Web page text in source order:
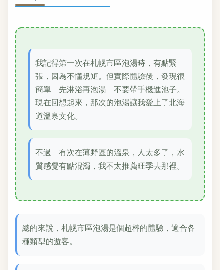
我記得第一次在札幌市區泡湯時，有點緊
張，因為不懂規矩。但實際體驗後，發現很
簡單：先淋浴再泡湯，不要帶手機進池子。
現在回想起來，那次的泡湯讓我愛上了北海
道溫泉文化。
不過，有次在薄野區的溫泉，人太多了，水
質感覺有點混濁，我不太推薦旺季去那裡。
總的來說，札幌市區泡湯是個超棒的體驗，適合各
種類型的遊客。